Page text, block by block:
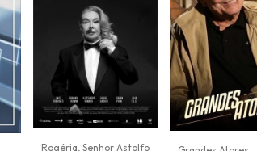
Rogéria, Senhor Astolfo